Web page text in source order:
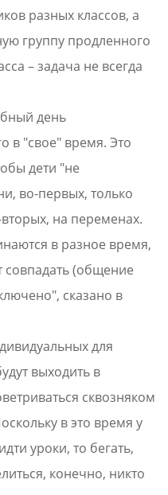
разных классов, а
группу продленного
– задача не всегда
день
в "свое" время. Это
дети "не
во-первых, только
на переменах.
в разное время,
совпадать (общение
сказано в
для
выходить в
сквозняком
в это время у
уроки, то бегать,
конечно, никто